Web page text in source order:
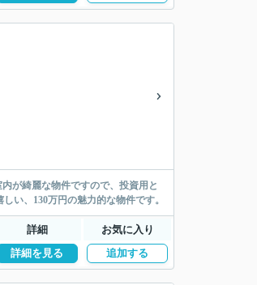
が綺麗な物件ですので、投資用と
い、130万円の魅力的な物件です。
詳細 お気に入り
詳細を見る 追加する